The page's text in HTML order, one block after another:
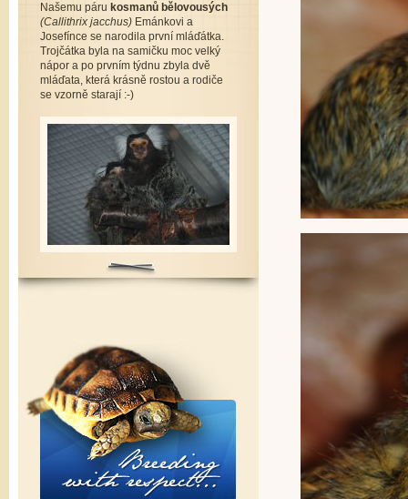
Našemu páru kosmanů bělovousých
(Callithrix jacchus) Emánkovi a
Josefínce se narodila první mláďátka.
Trojčátka byla na samičku moc velký
nápor a po prvním týdnu zbyla dvě
mláďata, která krásně rostou a rodiče
se vzorně starají :-)